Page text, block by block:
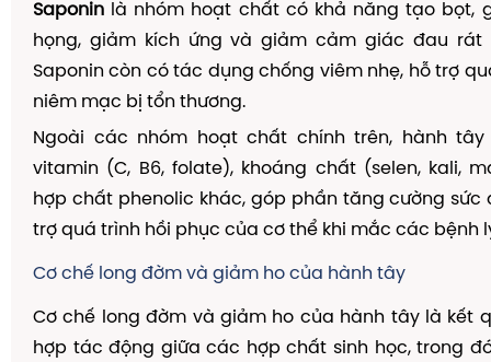
Saponin là nhóm hoạt chất có khả năng tạo bọt,
họng, giảm kích ứng và giảm cảm giác đau rát
Saponin còn có tác dụng chống viêm nhẹ, hỗ trợ
niêm mạc bị tổn thương.
Ngoài các nhóm hoạt chất chính trên, hành
vitamin (C, B6, folate), khoáng chất (selen, kali,
hợp chất phenolic khác, góp phần tăng cường sức
trợ quá trình hồi phục của cơ thể khi mắc các bệnh
Cơ chế long đờm và giảm ho của hành tây
Cơ chế long đờm và giảm ho của hành tây là kết
hợp tác động giữa các hợp chất sinh học, trong